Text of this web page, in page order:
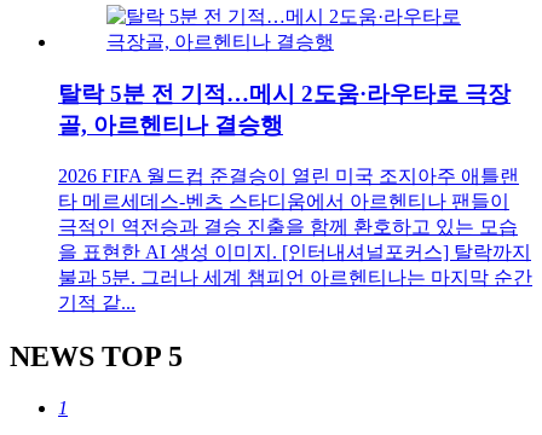
탈락 5분 전 기적…메시 2도움·라우타로 극장
골, 아르헨티나 결승행
2026 FIFA 월드컵 준결승이 열린 미국 조지아주 애틀랜
타 메르세데스-벤츠 스타디움에서 아르헨티나 팬들이
극적인 역전승과 결승 진출을 함께 환호하고 있는 모습
을 표현한 AI 생성 이미지. [인터내셔널포커스] 탈락까지
불과 5분. 그러나 세계 챔피언 아르헨티나는 마지막 순간
기적 같...
NEWS TOP 5
1